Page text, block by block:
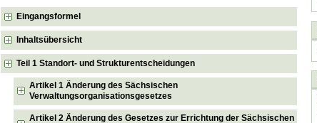
Eingangsformel
Inhaltsübersicht
Teil 1 Standort- und Strukturentscheidungen
Artikel 1 Änderung des Sächsischen
Verwaltungsorganisationsgesetzes
Artikel 2 Änderung des Gesetzes zur Errichtung der Sächsischen